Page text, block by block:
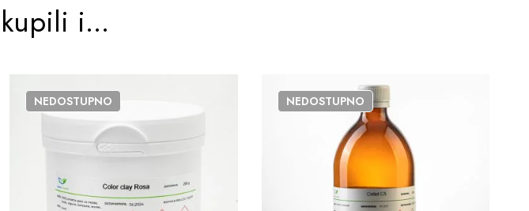
i...
NEDOSTUPNO NEDOSTUPNO